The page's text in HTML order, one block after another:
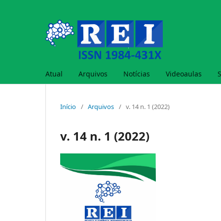
Atual Arquivos Notícias Videoaulas
Início / Arquivos / v. 14 n. 1 (2022)
v. 14 n. 1 (2022)